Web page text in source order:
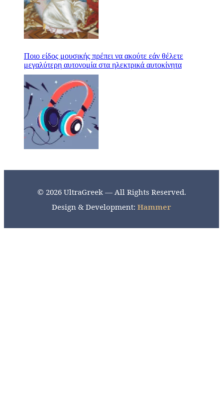
Ποιο είδος μουσικής πρέπει να ακούτε εάν θέλετε
μεγαλύτερη αυτονομία στα ηλεκτρικά αυτοκίνητα
© 2026 UltraGreek — All Rights Reserved.
Design & Development: Hammer